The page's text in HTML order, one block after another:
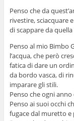
Penso che da
rivestire, sciacquare
di scappare da
Penso al mio Bimbo
l’acqua, che però
fatica di dare un
da bordo vasca, di
imparare gli stili.
Penso che ogni
Penso ai suoi occhi
fugace dal muretto